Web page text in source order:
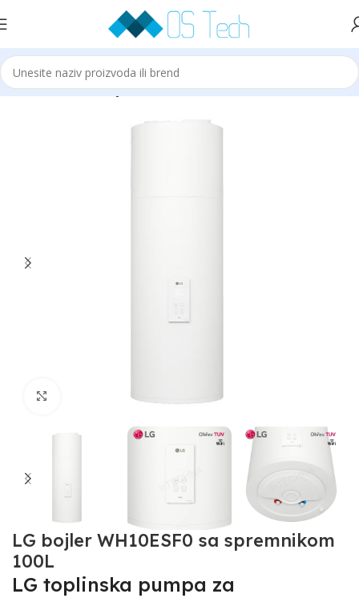
Početna LG LG Bojler sa TP
Click to enlarge
LG bojler WH10ESF0 sa spremnikom
100L
LG toplinska pumpa za